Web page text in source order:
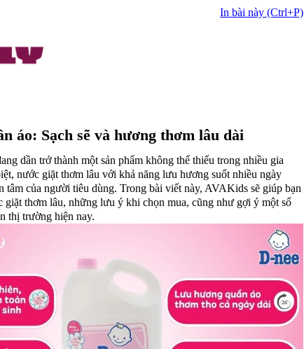
In bài này (Ctrl+P)
áo: Sạch sẽ và hương thơm lâu dài
dần trở thành một sản phẩm không thể thiếu trong nhiều gia
nước giặt thơm lâu với khả năng lưu hương suốt nhiều ngày
tâm của người tiêu dùng. Trong bài viết này, AVAKids sẽ giúp bạn
giặt thơm lâu, những lưu ý khi chọn mua, cũng như gợi ý một số
thị trường hiện nay.